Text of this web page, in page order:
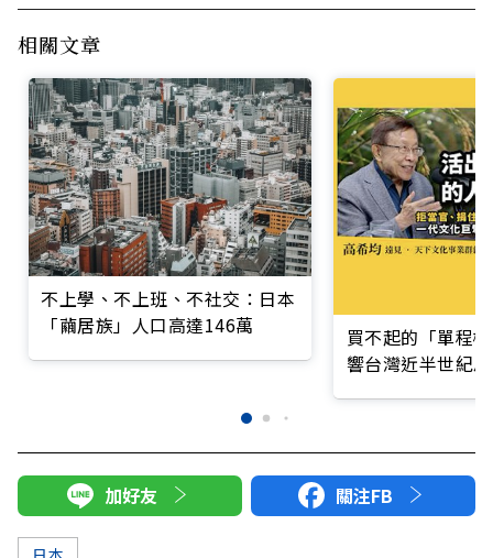
相關文章
不上學、不上班、不社交：日本
「繭居族」人口高達146萬
買不起的「單程
響台灣近半世紀
加好友 關注FB